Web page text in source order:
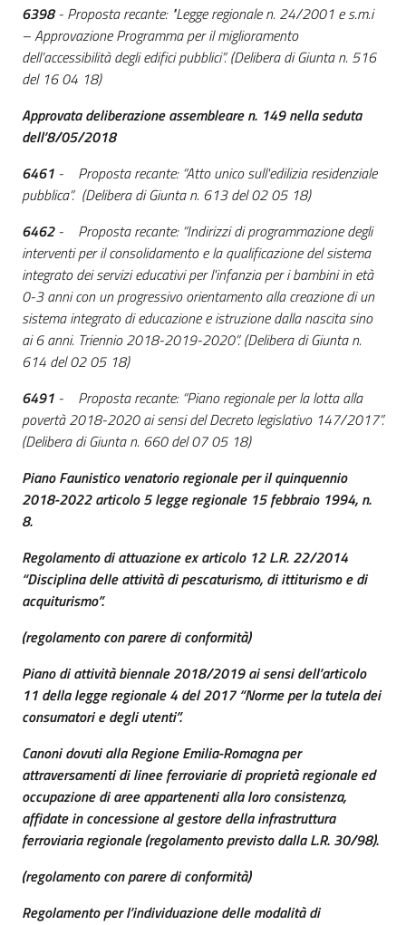
6398- Proposta recante: "Legge regionale n. 24/2001 e s.m.i
– Approvazione Programma per il miglioramento
dell’accessibilità degli edifici pubblici”. (Delibera di Giunta n. 516
del 16 04 18)
Approvata deliberazione assembleare n. 149 nella seduta
dell’8/05/2018
6461 - Proposta recante: “Atto unico sull'edilizia residenziale
pubblica”. (Delibera di Giunta n. 613 del 02 05 18)
6462 - Proposta recante: “Indirizzi di programmazione degli
interventi per il consolidamento e la qualificazione del sistema
integrato dei servizi educativi per l'infanzia per i bambini in età
0-3 anni con un progressivo orientamento alla creazione di un
sistema integrato di educazione e istruzione dalla nascita sino
ai 6 anni. Triennio 2018-2019-2020”. (Delibera di Giunta n.
614 del 02 05 18)
6491 - Proposta recante: “Piano regionale per la lotta alla
povertà 2018-2020 ai sensi del Decreto legislativo 147/2017”.
(Delibera di Giunta n. 660 del 07 05 18)
Piano Faunistico venatorio regionale per il quinquennio
2018-2022 articolo 5 legge regionale 15 febbraio 1994, n.
8.
Regolamento di attuazione ex articolo 12 L.R. 22/2014
“Disciplina delle attività di pescaturismo, di ittiturismo e di
acquiturismo”.
(regolamento con parere di conformità)
Piano di attività biennale 2018/2019 ai sensi dell’articolo
11 della legge regionale 4 del 2017 “Norme per la tutela dei
consumatori e degli utenti”.
Canoni dovuti alla Regione Emilia-Romagna per
attraversamenti di linee ferroviarie di proprietà regionale ed
occupazione di aree appartenenti alla loro consistenza,
affidate in concessione al gestore della infrastruttura
ferroviaria regionale (regolamento previsto dalla L.R. 30/98).
(regolamento con parere di conformità)
Regolamento per l’individuazione delle modalità di